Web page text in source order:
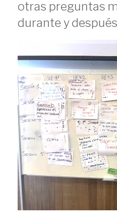
niño!”
otras preguntas
durante y